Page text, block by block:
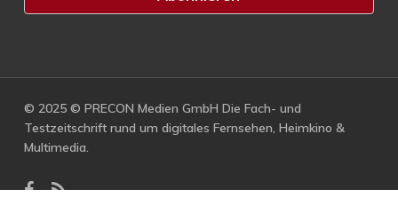
© 2025 © PRECON Medien GmbH Die Fach- und
Testzeitschrift rund um digitales Fernsehen, Heimkino &
Multimedia.
facebook
RSS